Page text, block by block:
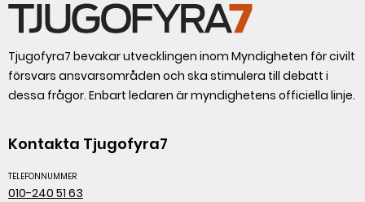
Tjugofyra7 bevakar utvecklingen inom Myndigheten för civilt
försvars ansvarsområden och ska stimulera till debatt i
dessa frågor. Enbart ledaren är myndighetens officiella linje.
Kontakta Tjugofyra7
TELEFONNUMMER
010-240 51 63